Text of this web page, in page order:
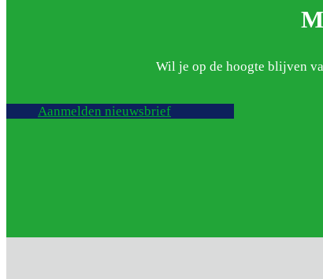
Wil je op de hoogte blijven
Aanmelden nieuwsbrief